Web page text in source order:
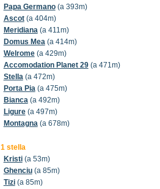
Papa Germano(a 393m)
Ascot(a 404m)
Meridiana(a 411m)
Domus Mea(a 414m)
Welrome(a 429m)
Accomodation Planet 29(a 471m)
Stella(a 472m)
Porta Pia(a 475m)
Bianca(a 492m)
Ligure(a 497m)
Montagna(a 678m)
1 stella
Kristi(a 53m)
Ghenciu(a 85m)
Tizi(a 85m)